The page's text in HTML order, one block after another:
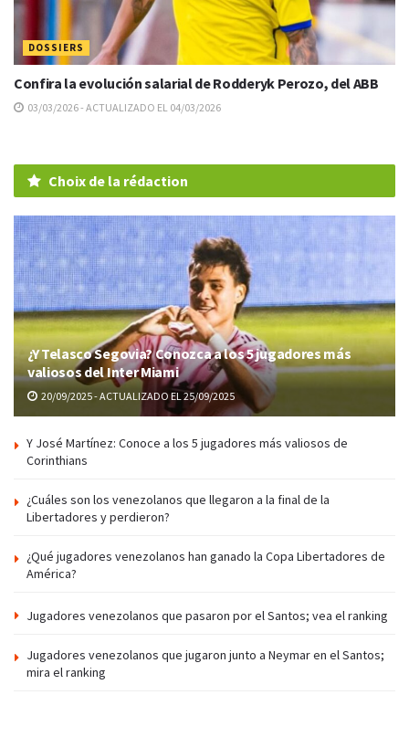
DOSSIERS
Confira la evolución salarial de Rodderyk Perozo, del ABB
03/03/2026 - ACTUALIZADO EL 04/03/2026
Choix de la rédaction
¿Y Telasco Segovia? Conozca a los 5 jugadores más
valiosos del Inter Miami
20/09/2025 - ACTUALIZADO EL 25/09/2025
Y José Martínez: Conoce a los 5 jugadores más valiosos de
Corinthians
¿Cuáles son los venezolanos que llegaron a la final de la
Libertadores y perdieron?
¿Qué jugadores venezolanos han ganado la Copa Libertadores de
América?
Jugadores venezolanos que pasaron por el Santos; vea el ranking
Jugadores venezolanos que jugaron junto a Neymar en el Santos;
mira el ranking